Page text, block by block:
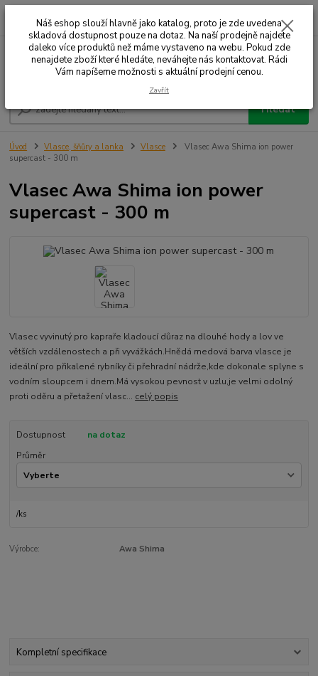
Menu
Hledat
+420 732 707 573 za
Úvod Vlasce, šňůry a lanka Vlasce
Vlasec Awa Shima ion power
supercast - 300 m
Vlasec Awa Shima ion power
supercast - 300 m
Vlasec vyvinutý pro kapraře kladoucí důraz na dlouhé hody a lov ve
větších vzdálenostech a při vyvážkách.Hnědá medová barva vlasce je
ideální pro přikalené rybníky či přehradní nádrže,kde dokonale splyne s
vodním sloupcem i dnem.Má vysokou pevnost v uzlu,je velmi odolný
proti oděru a přetažení vlasc... celý popis
Dostupnost
na dotaz
Průměr
/ks
Výrobce: Awa Shima
Kompletní specifikace
Náš eshop slouží hlavně jako katalog, proto je zde uvedena
skladová dostupnost pouze na dotaz. Na naší prodejně najdete
daleko více produktů než máme vystaveno na webu. Pokud zde
nenajdete zboží které hledáte, neváhejte nás kontaktovat. Rádi
Vám napíšeme možnosti s aktuální prodejní cenou.
Zavřít